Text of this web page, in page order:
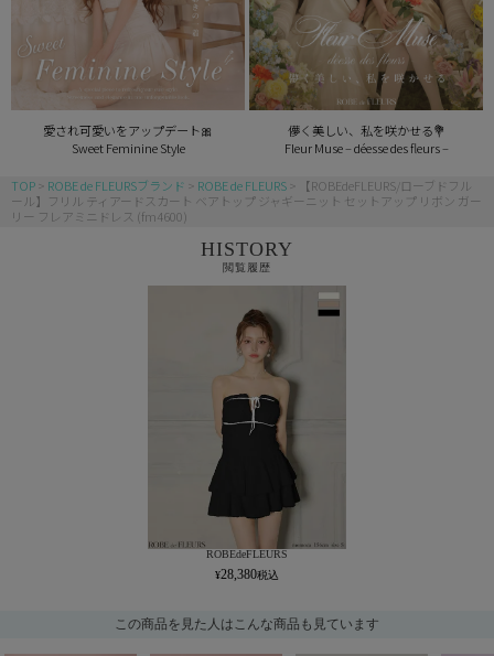
愛され可愛いをアップデート🎀
Sweet Feminine Style
儚く美しい、私を咲かせる💐
Fleur Muse – déesse des fleurs –
TOP ROBE de FLEURSブランド ROBE de FLEURS
【ROBEdeFLEURS/ローブドフル
ール】フリル ティアードスカート ベアトップ ジャギーニット セットアップ リボン ガー
リー フレアミニドレス (fm4600)
HISTORY
閲覧履歴
ROBEdeFLEURS
28,380
この商品を見た人はこんな商品も見ています